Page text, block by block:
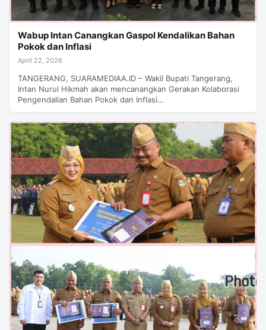
Wabup Intan Canangkan Gaspol Kendalikan Bahan
Pokok dan Inflasi
April 22, 2026
TANGERANG, SUARAMEDIAA.ID – Wakil Bupati Tangerang,
Intan Nurul Hikmah akan mencanangkan Gerakan Kolaborasi
Pengendalian Bahan Pokok dan Inflasi…